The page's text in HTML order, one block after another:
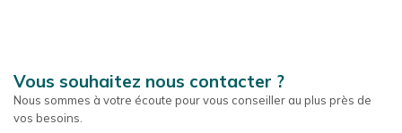
Vous souhaitez nous contacter ?
Nous sommes à votre écoute pour vous conseiller au plus près de
vos besoins.